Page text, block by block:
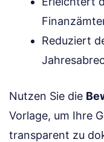
Reduziert
Nutzen Sie die
Vorlage, um Ihre
transparent zu